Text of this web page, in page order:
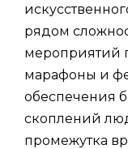
рядом
мероприятий
марафоны и
обеспечения
скоплений
промежутка